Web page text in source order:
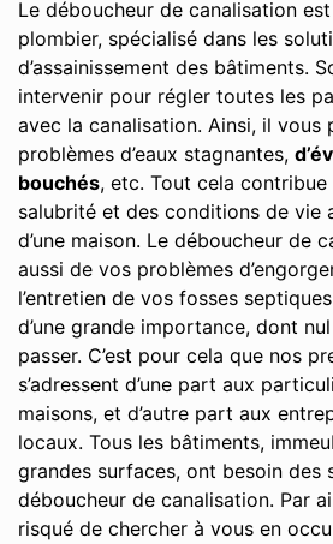
Le déboucheur de canalisation
plombier, spécialisé dans les
d’assainissement des bâtiments.
intervenir pour régler toutes les
avec la canalisation. Ainsi, il vous
problèmes d’eaux stagnantes,
bouchés, etc. Tout cela contribue
salubrité et des conditions de vie
d’une maison. Le déboucheur de
aussi de vos problèmes
l’entretien de vos fosses
d’une grande importance, dont
passer. C’est pour cela que nos
s’adressent d’une part aux
maisons, et d’autre part aux
locaux. Tous les bâtiments,
grandes surfaces, ont besoin des
déboucheur de canalisation. Par
risqué de chercher à vous en